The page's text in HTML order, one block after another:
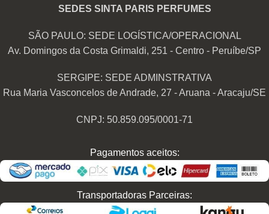
SEDES SINTA PARIS PERFUMES
SÃO PAULO: SEDE LOGÍSTICA/OPERACIONAL
Av. Domingos da Costa Grimaldi, 251 - Centro - Peruíbe/SP
SERGIPE: SEDE ADMINSTRATIVA
Rua Maria Vasconcelos de Andrade, 27 - Aruana - Aracaju/SE
CNPJ: 50.859.095/0001-71
Pagamentos aceitos:
Transportadoras Parceiras: